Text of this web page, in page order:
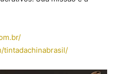
tintadachinabrasil/